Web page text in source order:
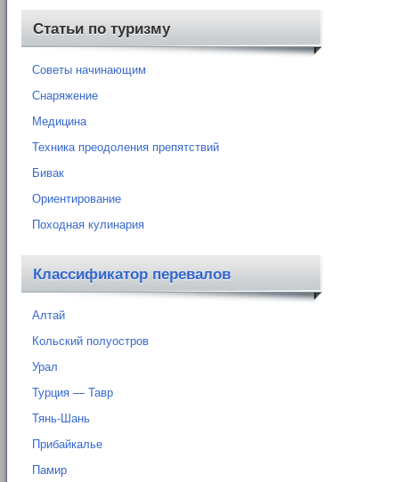
Статьи по туризму
Советы начинающим
Снаряжение
Медицина
Техника преодоления препятствий
Бивак
Ориентирование
Походная кулинария
Классификатор перевалов
Алтай
Кольский полуостров
Урал
Турция — Тавр
Тянь-Шань
Прибайкалье
Памир